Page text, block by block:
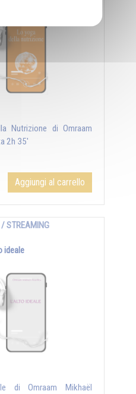
Nutrizione di Omraam
2h 35'
Aggiungi al carrello
/ STREAMING
ideale
di Omraam Mikhaël